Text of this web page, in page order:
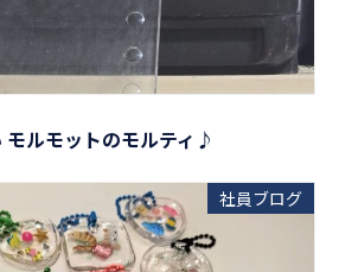
モルモットのモルティ♪
社員ブログ